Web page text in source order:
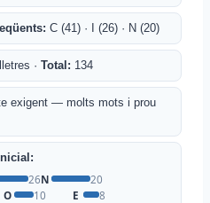
C (41) · I (26) · N (20)
· Total: 134
exigent — molts mots i prou
26N
20
O 10 E
8